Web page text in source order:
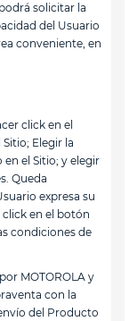
solicitar la
del Usuario
conveniente, en
click en el
Elegir la
el Sitio; y elegir
Queda
expresa su
en el botón
condiciones de
MOTOROLA y
con la
del Producto